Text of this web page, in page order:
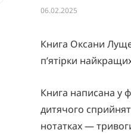
06.02.2025
Книга Оксани
п’ятірки
Книга написана у
дитячого
нотатках —